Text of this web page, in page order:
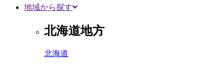
地域から探す
北海道地方
北海道